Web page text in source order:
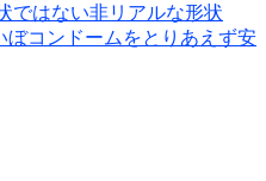
はない非リアルな形状
ンドームをとりあえず安